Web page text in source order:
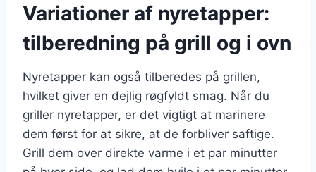
Variationer af nyretapper:
tilberedning på grill og i ovn
Nyretapper kan også tilberedes på grillen,
hvilket giver en dejlig røgfyldt smag. Når du
griller nyretapper, er det vigtigt at marinere
dem først for at sikre, at de forbliver saftige.
Grill dem over direkte varme i et par minutter